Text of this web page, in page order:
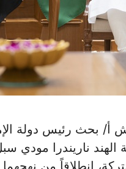
15 يوليو/ أ ش أ/ بحث رئيس
ناريندرا مودي
انطلاقاً من